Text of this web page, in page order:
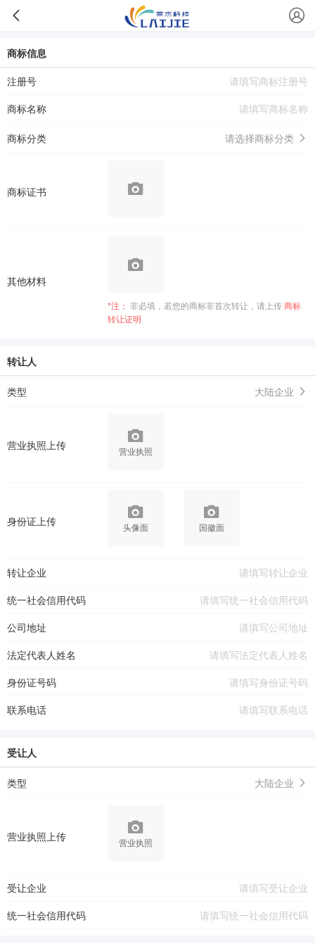
商标信息
注册号
商标名称
商标分类 请选择商标分类
商标证书
其他材料
*注： 非必填，若您的商标非首次转让，请上传商标
转让证明
转让人
类型 大陆企业
营业执照上传 营业执照
身份证上传 头像面 国徽面
转让企业
统一社会信用代码
公司地址
法定代表人姓名
身份证号码
联系电话
受让人
类型 大陆企业
营业执照上传 营业执照
受让企业
统一社会信用代码